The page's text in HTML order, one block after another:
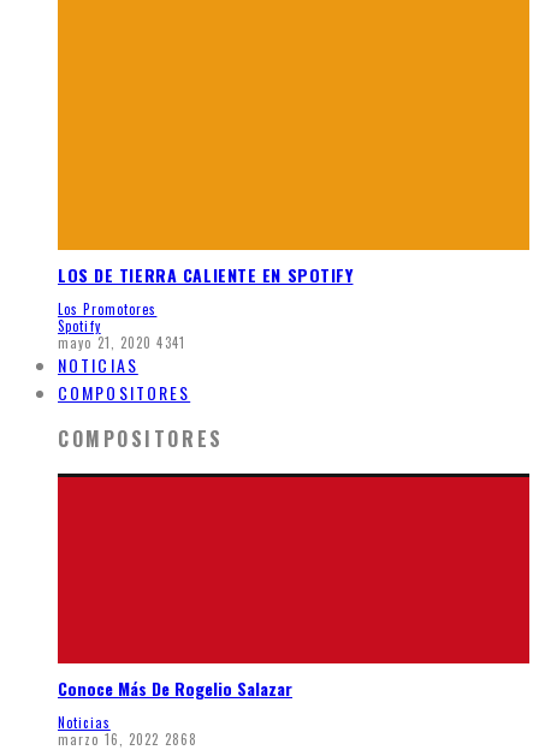
LOS DE TIERRA CALIENTE EN SPOTIFY
Los Promotores
Spotify
mayo 21, 2020 4341
NOTICIAS
COMPOSITORES
COMPOSITORES
Conoce Más De Rogelio Salazar
Noticias
marzo 16, 2022 2868